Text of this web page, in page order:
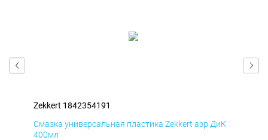
Zekkert 1842354191
Смазка универсальная пластика Zekkert аэр ДиК
400мл